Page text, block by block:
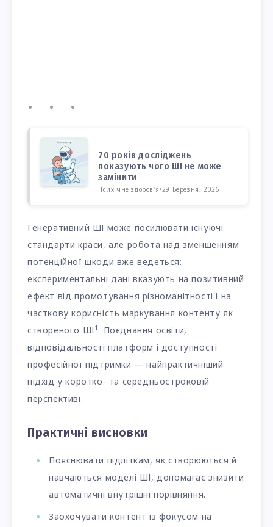
70 років досліджень
показують чого ШІ не може
замінити
Психічне здоров'я•29 Березня, 2026
Генеративний ШІ може посилювати існуючі
стандарти краси, але робота над зменшенням
потенційної шкоди вже ведеться:
експериментальні дані вказують на позитивний
ефект від промотування різноманітності і на
часткову корисність маркування контенту як
створеного ШІ 1 . Поєднання освіти,
відповідальності платформ і доступності
професійної підтримки — найпрактичніший
підхід у коротко- та середньостроковій
перспективі.
Практичні висновки
Пояснювати підліткам, як створюються й
навчаються моделі ШІ, допомагає знизити
автоматичні внутрішні порівняння.
Заохочувати контент із фокусом на